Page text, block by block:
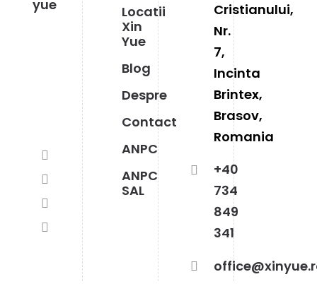
Locatii
Xin
Yue
Blog
Despre
Contact
ANPC
ANPC
SAL
Cristianului,
Nr.
7,
Incinta
Brintex,
Brasov,
Romania
+40
734
849
341